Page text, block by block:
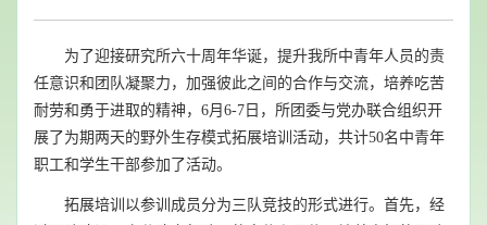
为 了迎接研究所六十周年华诞， 提升我所中青年人员的责
任意识和 团队凝聚力，加强彼此之间的合作与交流， 培养吃苦
耐劳和勇于进取的精神， 6月 6-7日 ， 所团委与党办联合组织开
展了为期两天的野外生存模式拓展培训活动， 共计50名 中青年
职工和学生干部参加了活动。
拓展培训以参训成员分为三 队竞技的形式进行。首先，经